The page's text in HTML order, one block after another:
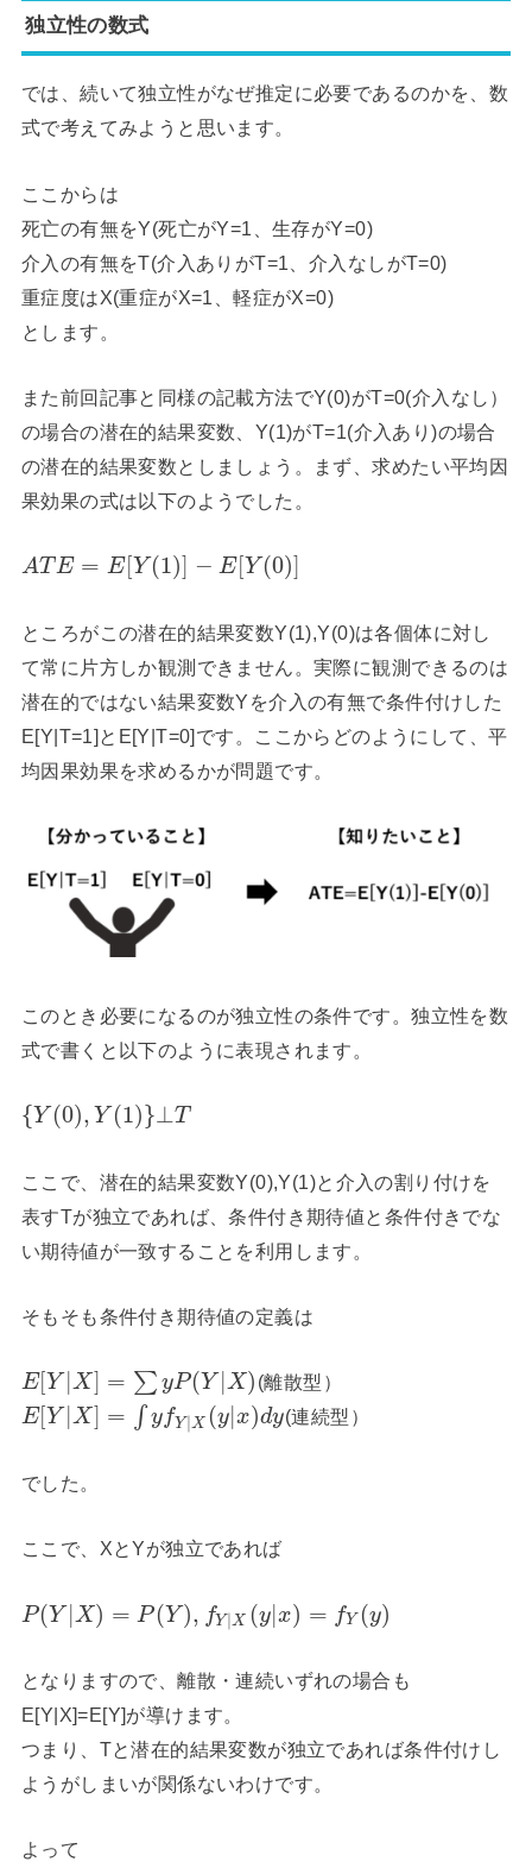
独立性の数式
では、続いて独立性がなぜ推定に必要であるのかを、数
式で考えてみようと思います。
ここからは
死亡の有無をY(死亡がY=1、生存がY=0)
介入の有無をT(介入ありがT=1、介入なしがT=0)
重症度はX(重症がX=1、軽症がX=0)
とします。
また前回記事と同様の記載方法でY(0)がT=0(介入なし）
の場合の潜在的結果変数、Y(1)がT=1(介入あり)の場合
の潜在的結果変数としましょう。まず、求めたい平均因
果効果の式は以下のようでした。
AT E = E[Y (1)] − E[Y (0)]
ところがこの潜在的結果変数Y(1),Y(0)は各個体に対し
て常に片方しか観測できません。実際に観測できるのは
潜在的ではない結果変数Yを介入の有無で条件付けした
E[Y|T=1]とE[Y|T=0]です。ここからどのようにして、平
均因果効果を求めるかが問題です。
このとき必要になるのが独立性の条件です。独立性を数
式で書くと以下のように表現されます。
{Y (0), Y (1)}⊥T
ここで、潜在的結果変数Y(0),Y(1)と介入の割り付けを
表すTが独立であれば、条件付き期待値と条件付きでな
い期待値が一致することを利用します。
そもそも条件付き期待値の定義は
E[Y |X] = ∑ yP (Y X) (離散型）
E[Y |X] = ∫ yfY|X (y |x)dy(連続型）
でした。
ここで、XとYが独立であれば
P (Y | X ) = P ( Y ), fY|X (y| x) = fY (y)
となりますので、離散・連続いずれの場合も
E[Y|X]=E[Y]が導けます。
つまり、Tと潜在的結果変数が独立であれば条件付けし
ようがしまいが関係ないわけです。
よって